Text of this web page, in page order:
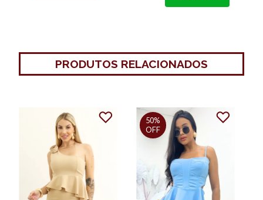
PRODUTOS RELACIONADOS
50%
OFF